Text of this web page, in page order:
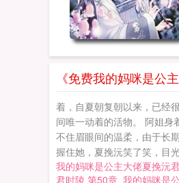
《免费我的妈咪是公
着，自夏朝复朝以来，已经
间唯一动着的活物。 阿姐身
不住眉眼间的温柔，由于长
握住她，夏挽沅笑了笑，目
我的妈咪是公主大佬夏挽沅
君时陵 第50章 我的妈咪是